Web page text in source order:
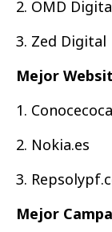
2. OMD
3. Zed Digital
Mejor
1.
2. Nokia.es
3.
Mejor